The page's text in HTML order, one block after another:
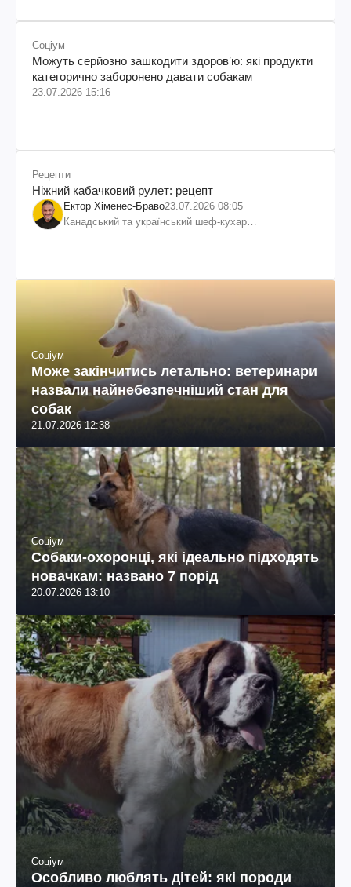
Соціум
Можуть серйозно зашкодити здоровʼю: які продукти
категорично заборонено давати собакам
23.07.2026 15:16
Рецепти
Ніжний кабачковий рулет: рецепт
Ектор Хіменес-Браво23.07.2026 08:05
Канадський та український шеф-кухар
Соціум
Може закінчитись летально: ветеринари
назвали найнебезпечніший стан для
собак
21.07.2026 12:38
Соціум
Собаки-охоронці, які ідеально підходять
новачкам: названо 7 порід
20.07.2026 13:10
Соціум
Особливо люблять дітей: які породи